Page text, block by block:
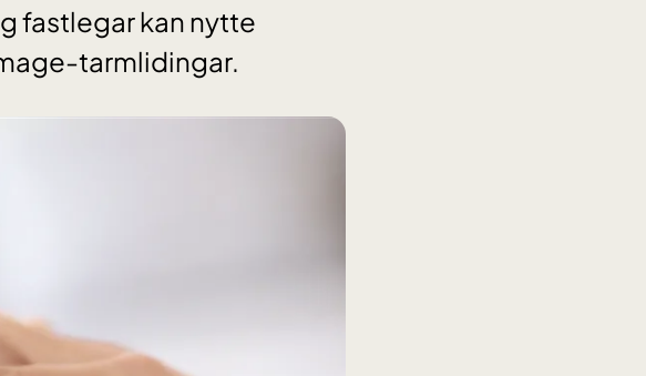
fastlegar kan nytte
tarmlidingar.